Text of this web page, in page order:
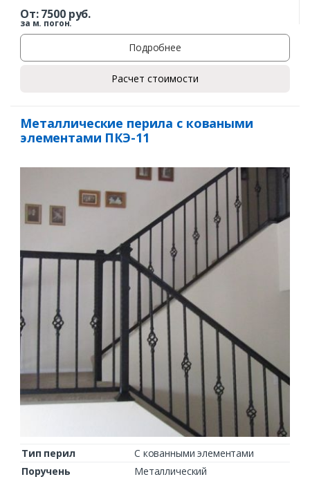
От:7500руб.
за м. погон.
Подробнее
Расчет стоимости
Металлические перила с коваными
элементами ПКЭ-11
Тип перил
С кованными элементами
Поручень
Металлический